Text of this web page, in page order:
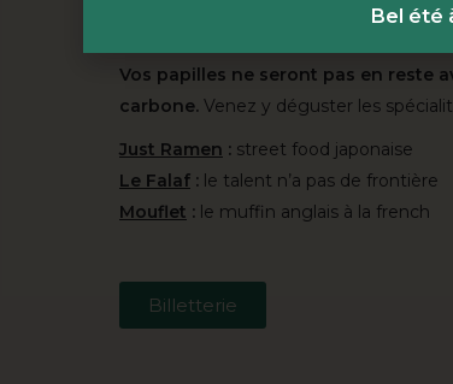
Vos papilles ne seront pas en reste
carbone. Venez y déguster les
Just Ramen : street food japonaise
Le Falaf : le talent n’a pas de frontière
Mouflet : le muffin anglais à la french
Billetterie
Bel été